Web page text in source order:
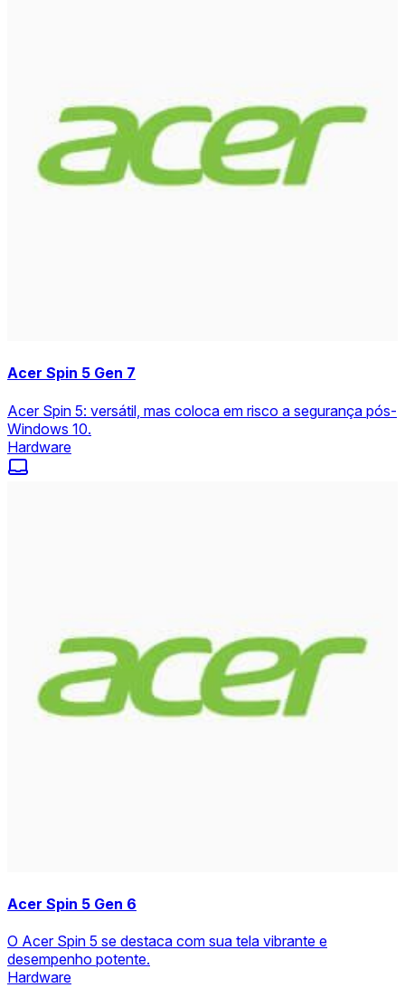
Acer Spin 5 Gen 7
Acer Spin 5: versátil, mas coloca em risco a segurança pós-
Windows 10.
Hardware
Acer Spin 5 Gen 6
O Acer Spin 5 se destaca com sua tela vibrante e
desempenho potente.
Hardware